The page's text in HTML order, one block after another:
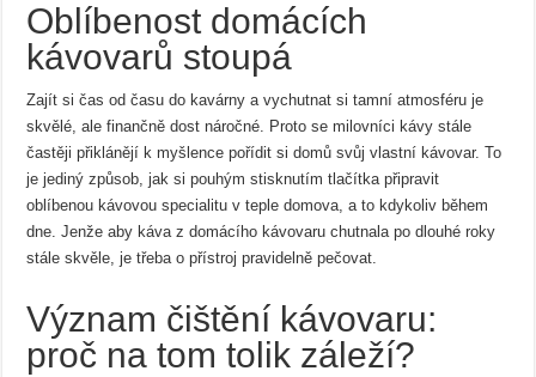
Oblíbenost domácích
kávovarů stoupá
Zajít si čas od času do kavárny a vychutnat si tamní atmosféru je
skvělé, ale finančně dost náročné. Proto se milovníci kávy stále
častěji přiklánějí k myšlence pořídit si domů svůj vlastní kávovar. To
je jediný způsob, jak si pouhým stisknutím tlačítka připravit
oblíbenou kávovou specialitu v teple domova, a to kdykoliv během
dne. Jenže aby káva z domácího kávovaru chutnala po dlouhé roky
stále skvěle, je třeba o přístroj pravidelně pečovat.
Význam čištění kávovaru:
proč na tom tolik záleží?